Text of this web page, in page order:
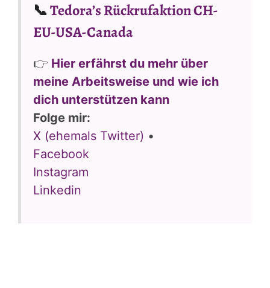
📞Tedora’s Rückrufaktion CH-
EU-USA-Canada
👉 Hier erfährst du mehr über
meine Arbeitsweise und wie ich
dich unterstützen kann
Folge mir:
X (ehemals Twitter) •
Facebook
Instagram
Linkedin